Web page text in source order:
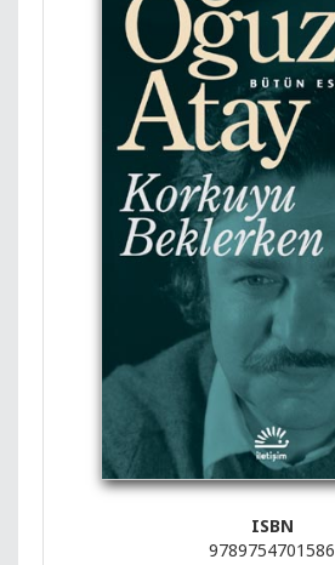
ISBN
9789754701586